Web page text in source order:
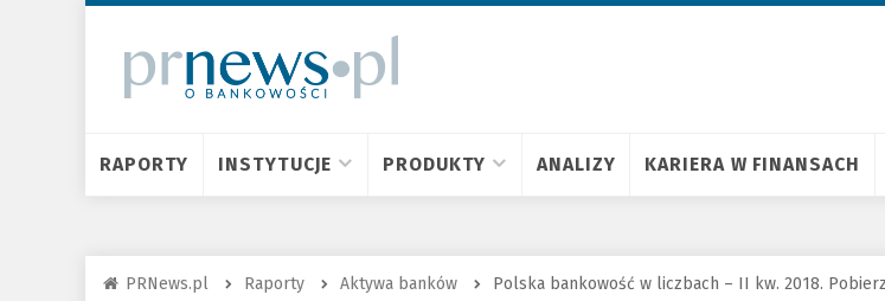
RAPORTY INSTYTUCJE PRODUKTY ANALIZY KARIERA W FINANSACH
PRNews.pl Raporty Aktywa banków Polska bankowość w liczbach – II kw. 2018.